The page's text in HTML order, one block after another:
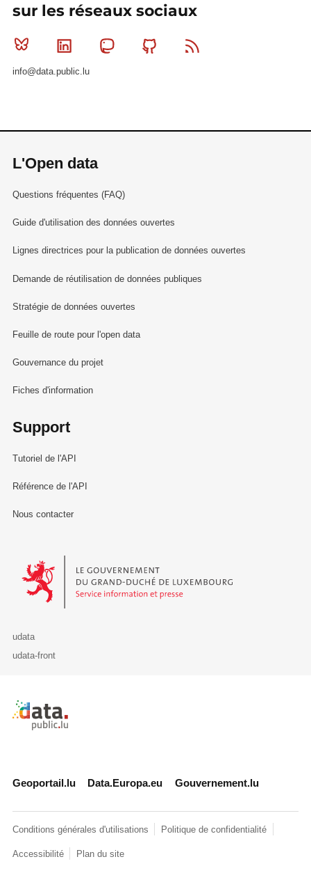
sur les réseaux sociaux
Bluesky Linkedin MastodonGithub
info@data.public.lu
L'Open data
Questions fréquentes (FAQ)
Guide d'utilisation des données ouvertes
Lignes directrices pour la publication de données ouvertes
Demande de réutilisation de données publiques
Stratégie de données ouvertes
Feuille de route pour l'open data
Gouvernance du projet
Fiches d'information
Support
Tutoriel de l'API
Référence de l'API
Nous contacter
Le Gouvernement du Grand-Duché de Luxembourg - Service
udata
udata-front
Retour à l'accueil de data.public.lu
Geoportail.lu Data.Europa.eu Gouvernement.lu
Conditions générales d'utilisations Politique de confidentialité
Accessibilité Plan du site